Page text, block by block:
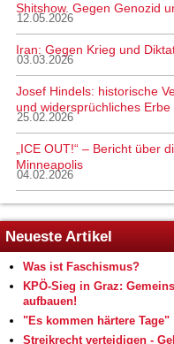
Shitshow. Gegen Genozid
12.05.2026
Iran: Gegen Krieg und
03.03.2026
Josef Hindels: historische
und widersprüchliches
25.02.2026
„ICE OUT!“ – Bericht über
Minneapolis
04.02.2026
Neueste Artikel
Was ist Faschismus?
KPÖ-Sieg in Graz:
aufbauen!
"Es kommen härtere Tage"
Streikrecht verteidigen -